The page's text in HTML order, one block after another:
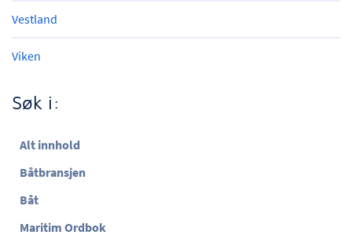
Vestland
Viken
Søk i:
Alt innhold
Båtbransjen
Båt
Maritim Ordbok